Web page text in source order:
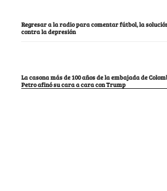
Regresar a la radio para comentar fútbol, la
contra la depresión
La casona más de 100 años de la embajada de
Petro afinó su cara a cara con Trump